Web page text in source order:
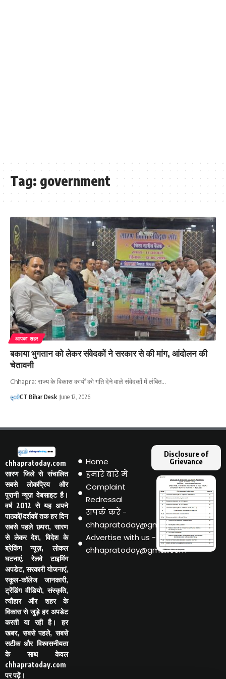
Tag: government
आपका शहर
बकाया भुगतान को लेकर संवेदकों ने सरकार से की मांग, आंदोलन की
चेतावनी
Chhapra: राज्य के विकास कार्यों को गति देने वाले संवेदकों में लंबित…
CT Bihar Desk June 12, 2026
chhapratoday.com
सारण जिले से संचालित
सबसे लोकप्रिय और
पुरानी न्यूज़ वेबसाइट है।
वर्ष 2012 से यह अपने
पाठकों/दर्शकों तक हर दिन
सबसे पहले छपरा, सारण
से लेकर देश, विदेश के
ब्रेकिंग न्यूज़, लोकल
घटनाएं, रेलवे टाइमिंग
अपडेट, सरकारी योजनाएं,
स्कूल-कॉलेज जानकारी,
ट्रेंडिंग वीडियो, संस्कृति,
त्यौहार और शहर के
विकास से जुड़े हर अपडेट
करती या रही है। हर
खबर, सबसे पहले, सबसे
सटीक और विश्वसनीयता
के साथ केवल
chhapratoday.com
पर पढ़ें।
Home
हमारे बारे मे
Complaint
Redressal
संपर्क करें -
chhapratoday@gmail.com
Advertise with us -
chhapratoday@gmail.com
Disclosure of
Grievance